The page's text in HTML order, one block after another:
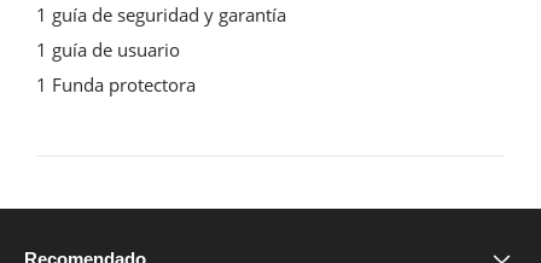
1 guía de seguridad y garantía
1 guía de usuario
1 Funda protectora
Recomendado